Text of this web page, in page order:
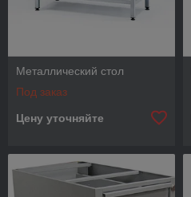
Металлический стол
Под заказ
Цену уточняйте